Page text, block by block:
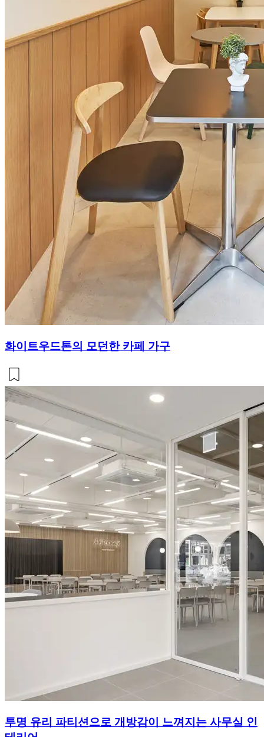
화이트우드톤의 모던한 카페 가구
투명 유리 파티션으로 개방감이 느껴지는 사무실 인